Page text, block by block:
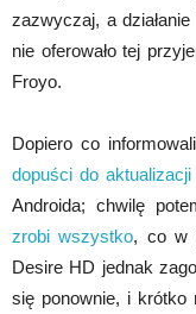
zazwyczaj, a
nie oferowało tej
Froyo.
Dopiero co
dopuści do aktualizacji
Androida; chwilę
zrobi wszystko, co w
Desire HD jednak
się ponownie, i krótko